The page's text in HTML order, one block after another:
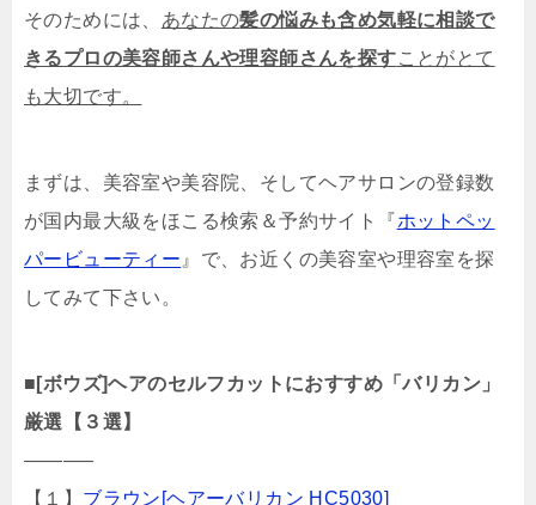
そのためには、 あなたの髪の悩みも含め気軽に相談で
きるプロの美容師さんや理容師さんを探すことがとて
も大切です。
まずは、美容室や美容院、そしてヘアサロンの登録数
が国内最大級をほこる検索＆予約サイト『ホットペッ
パービューティー 』で、お近くの美容室や理容室を探
してみて下さい。
■ [ボウズ]ヘアのセルフカットにおすすめ「バリカン」
厳選【３選】
———–
【１】 ブラウン[ヘアーバリカン HC5030]